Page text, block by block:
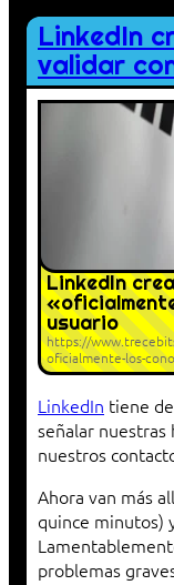
LinkedIn
validar
LinkedIn
usuario
https://
oficialmente-los-
LinkedIn tiene
señalar nuestras
nuestros
Ahora van más
quince minutos)
problemas